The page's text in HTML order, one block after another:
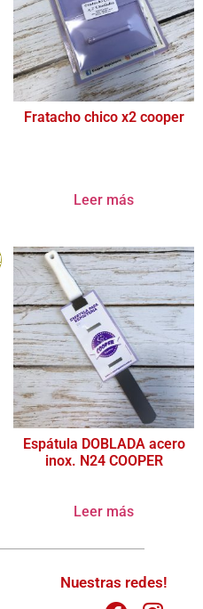
Fratacho chico x2 cooper
Leer más
Espátula DOBLADA acero
inox. N24 COOPER
Leer más
Nuestras redes!